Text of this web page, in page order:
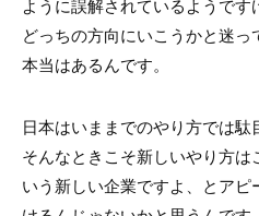
ように誤解されているようです
どっちの方向にいこうかと迷
本当はあるんです。
日本はいままでのやり方では駄
そんなときこそ新しいやり方は
いう新しい企業ですよ、とア